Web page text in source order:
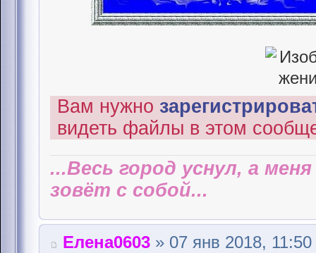
Вам нужно
видеть файлы в этом
...Весь город уснул, а
зовёт с собой...
Елена0603 » 07 янв 2018, 11:50